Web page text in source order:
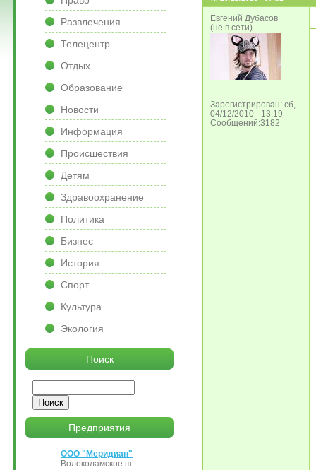
Евгений Дубасов
(не в сети)
Зарегистрирован: сб,
04/12/2010 - 13:19
Сообщений:3182
Развлечения
Телецентр
Отдых
Образование
Новости
Информация
Происшествия
Детям
Здравоохранение
Политика
Бизнес
История
Спорт
Культура
Экология
Поиск
Предприятия
ООО "Меридиан"
Волоколамское ш